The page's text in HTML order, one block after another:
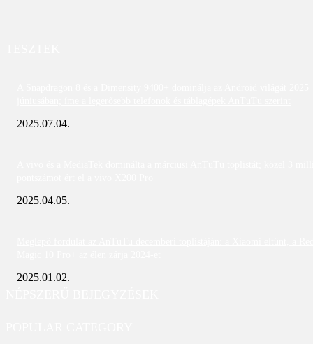
2025.07.04.
2025.04.05.
2025.01.02.